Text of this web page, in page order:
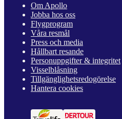
Om Apollo
Jobba hos oss
Flygprogram
Våra resmål
Press och media
Hållbart resande
Personuppgifter & integritet
Visselblåsning
Tillgänglighetsredogörelse
Hantera cookies